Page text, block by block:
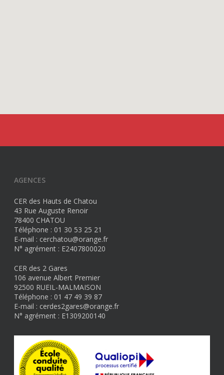
AGENCES
CER des Hauts de Chatou
43 Rue Auguste Renoir
78400 CHATOU
Téléphone : 01 30 53 25 21
E-mail : cerchatou@orange.fr
N° agrément : E2407800020
CER des 2 Gares
106 avenue Albert Premier
92500 RUEIL-MALMAISON
Téléphone : 01 47 49 39 87
E-mail : cerdes2gares@orange.fr
N° agrément : E1309200140